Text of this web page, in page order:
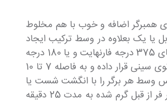
همبرگر اضافه و خوب با هم مخلوط
است و میتوانید استفاده نکنید. مخلوط را در کاسه صاف کنید و سپس 2 شکاف متقابل یا یک بعلاوه در وسط ترکیب ایجاد
کنید تا مخلوط به 4 ربع تقسیم شود. از قاشق یا کاردک هر ربع به شکل یک توپ گرد استفاده کنید و برای پخت برگر در فر: فر را با دمای 375 درجه فارنهایت و یا 180 درجه
سانتیگراد روشن و گرم کنید. یک سینی فر بزرگ را با کاغذ پوستی بپوشانید و روی آن را با روغن چرب کنید. آن را روی کاغذ پوستی توی سینی قرار داده و به فاصله 7 تا 10
را به آرامی فشار دهید تا به اندازه 7 تا 10 سانت صاف شود. سپس وسط هر برگر را با انگشت شست یا
پشت قاشق فشار دهید، این کار باعث می شود که سطح برگر صاف بپزد و پف نکند. روی همبرگرها به آرامی با روغن چرب کنید و در فر از قبل گرم شده به مدت 25 دقیقه